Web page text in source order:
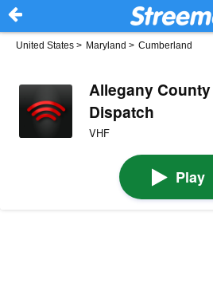
United States > Maryland > Cumberland
Allegany
Dispatch
VHF
Play